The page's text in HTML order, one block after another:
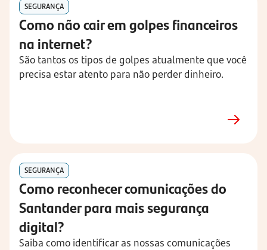
SEGURANÇA
Como não cair em golpes financeiros
na internet?
São tantos os tipos de golpes atualmente que você
precisa estar atento para não perder dinheiro.
SEGURANÇA
Como reconhecer comunicações do
Santander para mais segurança
digital?
Saiba como identificar as nossas comunicações